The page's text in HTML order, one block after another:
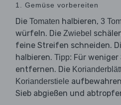
1. Gemüse vorbereiten
Die Tomaten halbieren, 3
würfeln. Die Zwiebel
feine Streifen schneiden.
halbieren. Tipp: Für weniger
entfernen. Die
Korianderstiele
Sieb abgießen und